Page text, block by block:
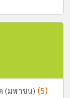
(มหาชน) (5)